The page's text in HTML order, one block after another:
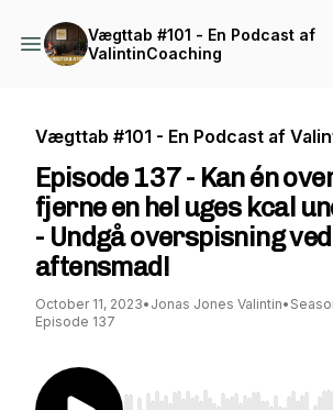
Vægttab #101 - En Podcast af
ValintinCoaching
Vægttab #101 - En Podcast af
Episode 137 - Kan én
fjerne en hel uges kcal
- Undgå overspisning ved
aftensmad!
October 11, 2023• Jonas Jones Valintin•
Episode 137